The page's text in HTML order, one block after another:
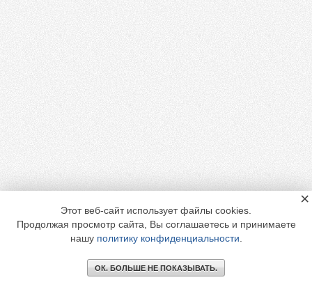
Этот веб-сайт использует файлы cookies.
Продолжая просмотр сайта, Вы соглашаетесь и принимаете
нашу политику конфиденциальности
ОК. БОЛЬШЕ НЕ ПОКАЗЫВАТЬ.
×